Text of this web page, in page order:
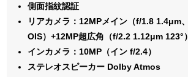
側面指紋認証
リアカメラ：12MPメイン（f/1.8 1.4μm
OIS）+12MP超広角（f/2.2 1.12μm 123°）
インカメラ：10MP（イン f/2.4）
ステレオスピーカー Dolby Atmos